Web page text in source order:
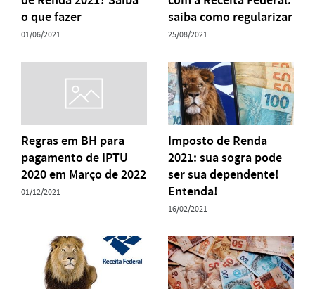
o que fazer
01/06/2021
saiba como regularizar
25/08/2021
Regras em BH para
pagamento de IPTU
2020 em Março de 2022
01/12/2021
Imposto de Renda
2021: sua sogra pode
ser sua dependente!
Entenda!
16/02/2021